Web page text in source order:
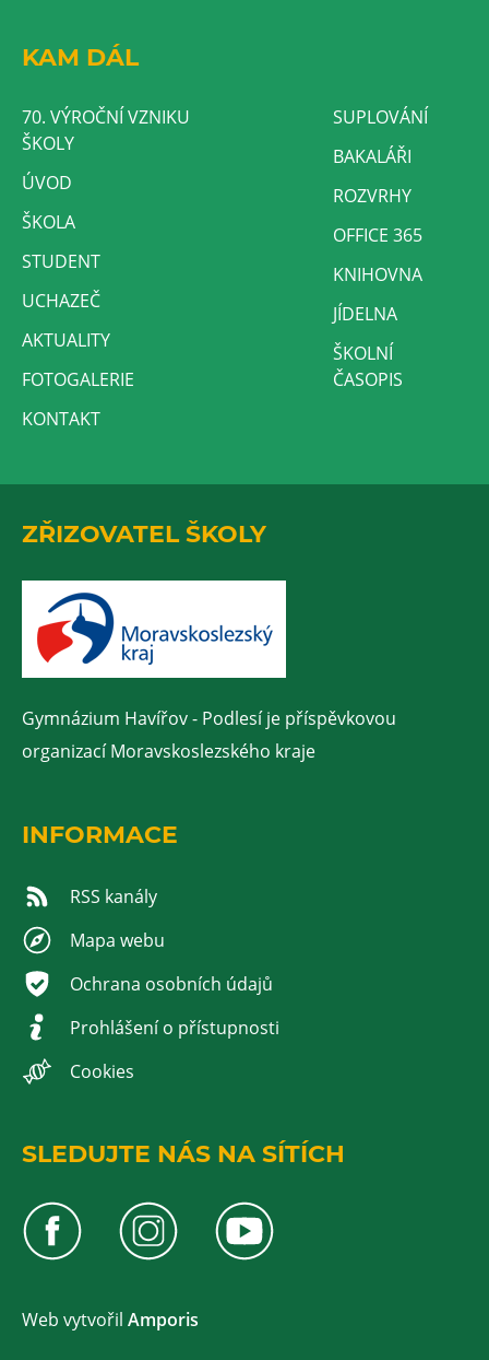
KAM DÁL
70. VÝROČNÍ VZNIKU
ŠKOLY
ÚVOD
ŠKOLA
STUDENT
UCHAZEČ
AKTUALITY
FOTOGALERIE
KONTAKT
SUPLOVÁNÍ
BAKALÁŘI
ROZVRHY
OFFICE 365
KNIHOVNA
JÍDELNA
ŠKOLNÍ
ČASOPIS
ZŘIZOVATEL ŠKOLY
Gymnázium Havířov - Podlesí je příspěvkovou
organizací Moravskoslezského kraje
INFORMACE
RSS kanály
Mapa webu
Ochrana osobních údajů
Prohlášení o přístupnosti
Cookies
SLEDUJTE NÁS NA SÍTÍCH
Web vytvořil Amporis